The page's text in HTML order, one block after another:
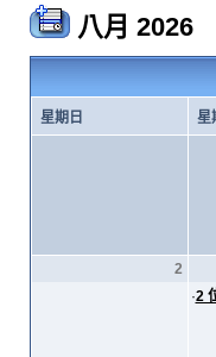
八月 2026
星期日 星
2
·2